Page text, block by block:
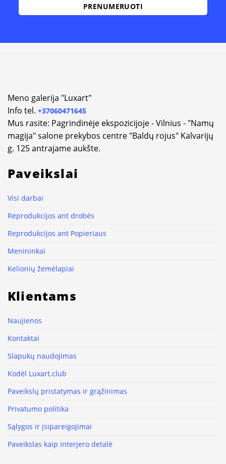
Meno galerija "Luxart"
Info tel. +37060471645
Mus rasite: Pagrindinėje ekspozicijoje - Vilnius - "Namų
magija" salone prekybos centre "Baldų rojus" Kalvarijų
g. 125 antrajame aukšte.
Paveikslai
Visi darbai
Reprodukcijos ant drobės
Reprodukcijos ant Popieriaus
Menininkai
Kelionių žemėlapiai
Klientams
Naujienos
Kontaktai
Slapukų naudojimas
Kodėl Luxart.club
Paveikslų pristatymas ir grąžinimas
Privatumo politika
Sąlygos ir įsipareigojimai
Paveikslas kaip interjero detalė